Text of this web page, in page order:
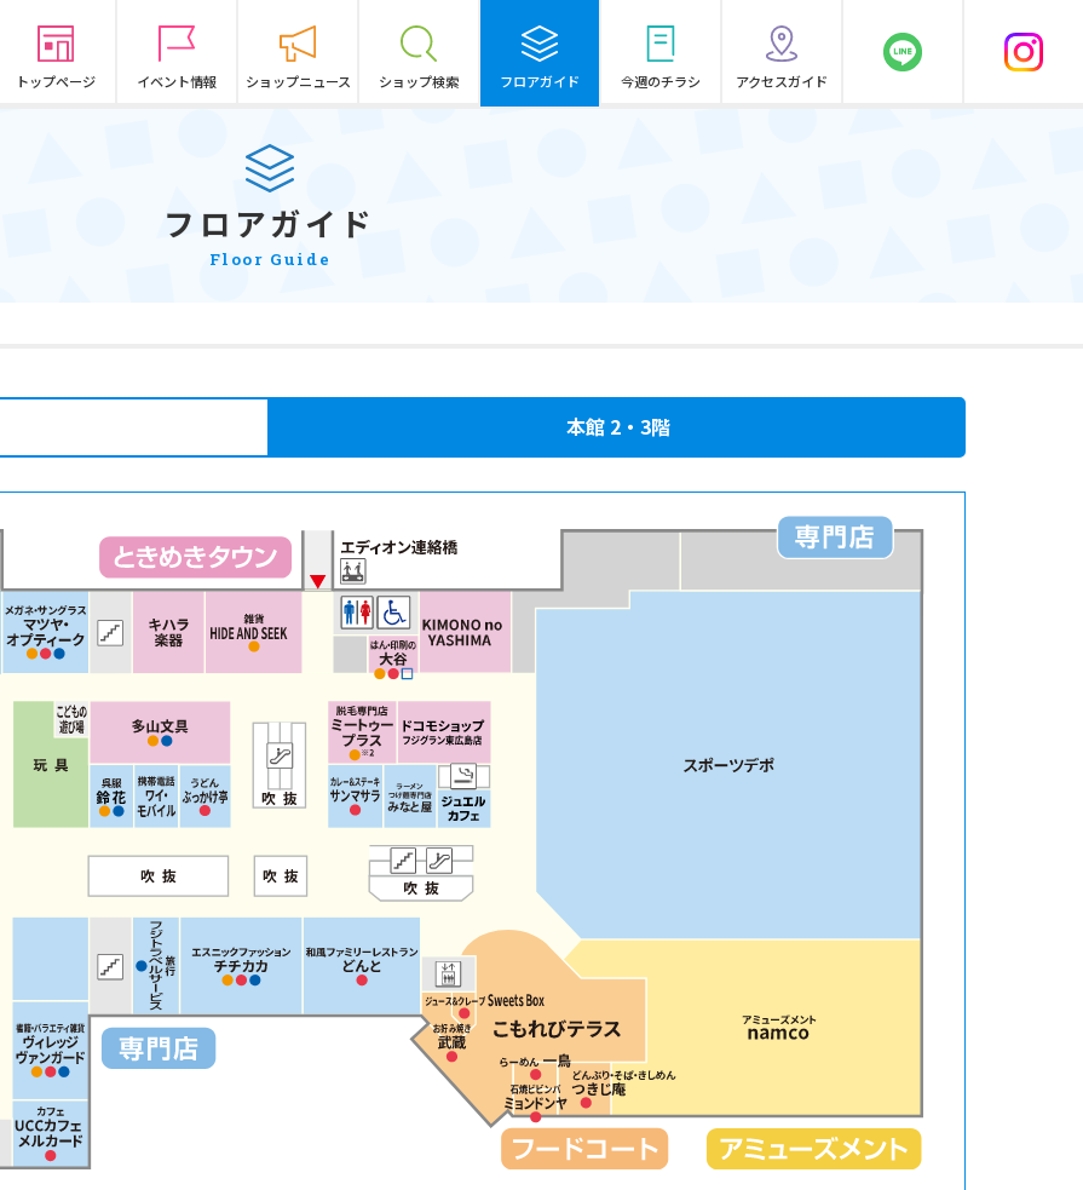
トップページ イベント情報 ショップニュース ショップ検索 フロアガイド 今週のチラシ アクセスガイド
フロアガイド
Floor Guide
本館 2・3階